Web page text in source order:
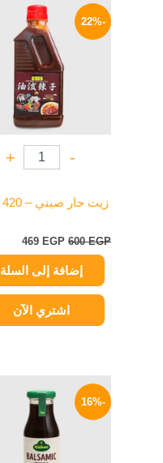
-22%
-
+
زيت حار صيني – 420 جرام
600EGP
الأصلي
600 EGP.
469 EGP
هو:
469 EGP.
إضافة إلى السلة
اشتري الآن
-16%
الأصلي
هو:
250 EGP.